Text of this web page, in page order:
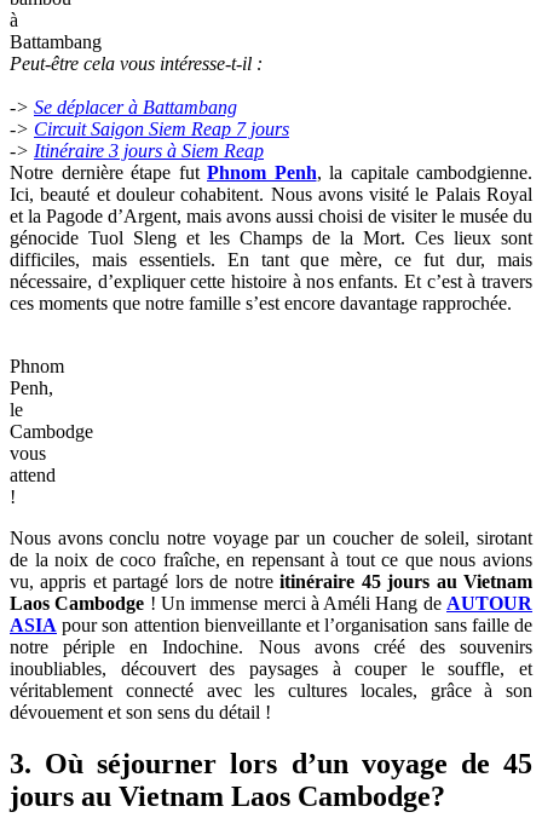
à
Battambang
Peut-être cela vous intéresse-t-il :
-> Se déplacer à Battambang
-> Circuit Saigon Siem Reap 7 jours
-> Itinéraire 3 jours à Siem Reap
Notre dernière étape fut Phnom Penh, la capitale cambodgienne.
Ici, beauté et douleur cohabitent. Nous avons visité le Palais Royal
et la Pagode d’Argent, mais avons aussi choisi de visiter le musée du
génocide Tuol Sleng et les Champs de la Mort. Ces lieux sont
difficiles, mais essentiels. En tant que mère, ce fut dur, mais
nécessaire, d’expliquer cette histoire à nos enfants. Et c’est à travers
ces moments que notre famille s’est encore davantage rapprochée.
Phnom
Penh,
le
Cambodge
vous
attend
!
Nous avons conclu notre voyage par un coucher de soleil, sirotant
de la noix de coco fraîche, en repensant à tout ce que nous avions
vu, appris et partagé lors de notreitinéraire 45 jours au Vietnam
Laos Cambodge ! Un immense merci à Améli Hang de AUTOUR
ASIA pour son attention bienveillante et l’organisation sans faille de
notre périple en Indochine. Nous avons créé des souvenirs
inoubliables, découvert des paysages à couper le souffle, et
véritablement connecté avec les cultures locales, grâce à son
dévouement et son sens du détail !
3. Où séjourner lors d’un voyage de 45
jours au Vietnam Laos Cambodge?